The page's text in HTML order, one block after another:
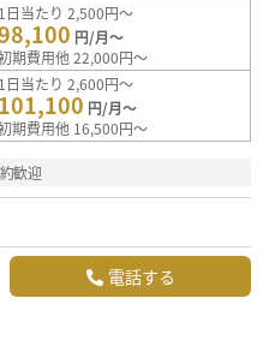
1日当たり 2,500円～
円/月～
期費用他 22,000円～
1日当たり 2,600円～
101,100 円/月～
期費用他 16,500円～
歓迎
電話する